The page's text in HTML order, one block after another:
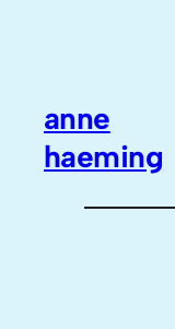
anne
haeming